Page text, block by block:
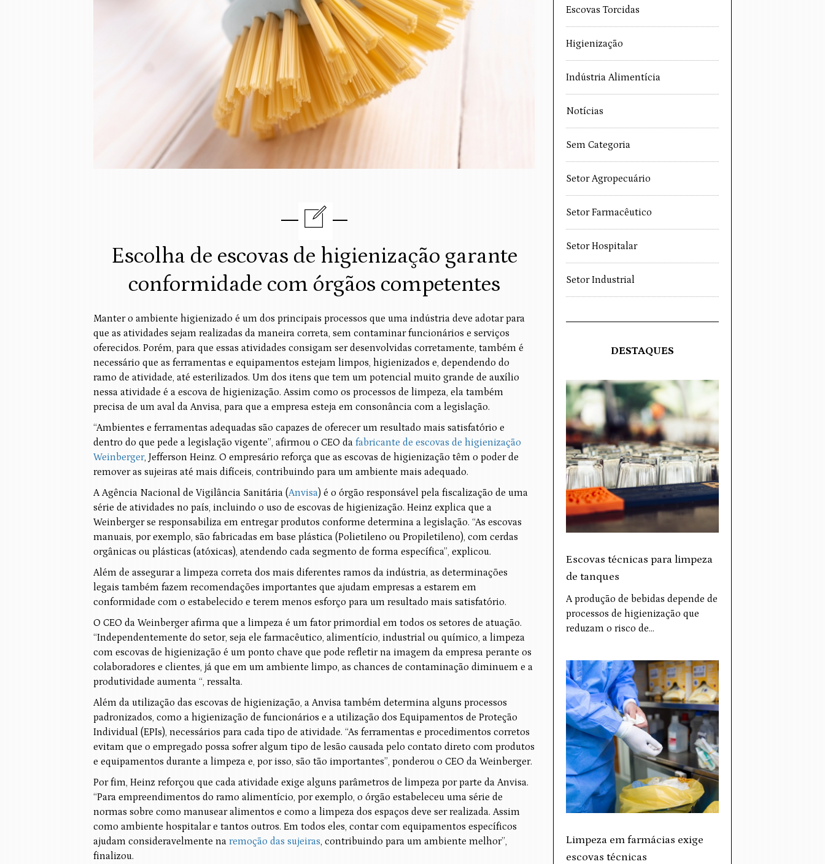
Escolha de escovas de higienização garante
conformidade com órgãos competentes
Manter o ambiente higienizado é um dos principais processos que uma indústria deve adotar para
que as atividades sejam realizadas da maneira correta, sem contaminar funcionários e serviços
oferecidos. Porém, para que essas atividades consigam ser desenvolvidas corretamente, também é
necessário que as ferramentas e equipamentos estejam limpos, higienizados e, dependendo do
ramo de atividade, até esterilizados. Um dos itens que tem um potencial muito grande de auxílio
nessa atividade é a escova de higienização. Assim como os processos de limpeza, ela também
precisa de um aval da Anvisa, para que a empresa esteja em consonância com a legislação.
“Ambientes e ferramentas adequadas são capazes de oferecer um resultado mais satisfatório e
dentro do que pede a legislação vigente”, afirmou o CEO da fabricante de escovas de higienização
Weinberger, Jefferson Heinz. O empresário reforça que as escovas de higienização têm o poder de
remover as sujeiras até mais difíceis, contribuindo para um ambiente mais adequado.
A Agência Nacional de Vigilância Sanitária (Anvisa) é o órgão responsável pela fiscalização de uma
série de atividades no país, incluindo o uso de escovas de higienização. Heinz explica que a
Weinberger se responsabiliza em entregar produtos conforme determina a legislação. “As escovas
manuais, por exemplo, são fabricadas em base plástica (Polietileno ou Propiletileno), com cerdas
orgânicas ou plásticas (atóxicas), atendendo cada segmento de forma específica”, explicou.
Além de assegurar a limpeza correta dos mais diferentes ramos da indústria, as determinações
legais também fazem recomendações importantes que ajudam empresas a estarem em
conformidade com o estabelecido e terem menos esforço para um resultado mais satisfatório.
O CEO da Weinberger afirma que a limpeza é um fator primordial em todos os setores de atuação.
“Independentemente do setor, seja ele farmacêutico, alimentício, industrial ou químico, a limpeza
com escovas de higienização é um ponto chave que pode refletir na imagem da empresa perante os
colaboradores e clientes, já que em um ambiente limpo, as chances de contaminação diminuem e a
produtividade aumenta “, ressalta.
Além da utilização das escovas de higienização, a Anvisa também determina alguns processos
padronizados, como a higienização de funcionários e a utilização dos Equipamentos de Proteção
Individual (EPIs), necessários para cada tipo de atividade. “As ferramentas e procedimentos corretos
evitam que o empregado possa sofrer algum tipo de lesão causada pelo contato direto com produtos
e equipamentos durante a limpeza e, por isso, são tão importantes”, ponderou o CEO da Weinberger.
Por fim, Heinz reforçou que cada atividade exige alguns parâmetros de limpeza por parte da Anvisa.
“Para empreendimentos do ramo alimentício, por exemplo, o órgão estabeleceu uma série de
normas sobre como manusear alimentos e como a limpeza dos espaços deve ser realizada. Assim
como ambiente hospitalar e tantos outros. Em todos eles, contar com equipamentos específicos
ajudam consideravelmente na remoção das sujeiras, contribuindo para um ambiente melhor”,
finalizou.
Escovas Torcidas
Higienização
Indústria Alimentícia
Notícias
Sem Categoria
Setor Agropecuário
Setor Farmacêutico
Setor Hospitalar
Setor Industrial
DESTAQUES
Escovas técnicas para limpeza
de tanques
A produção de bebidas depende de
processos de higienização que
reduzam o risco de…
Limpeza em farmácias exige
escovas técnicas